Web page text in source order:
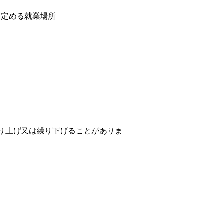
める就業場所
げ又は繰り下げることがありま